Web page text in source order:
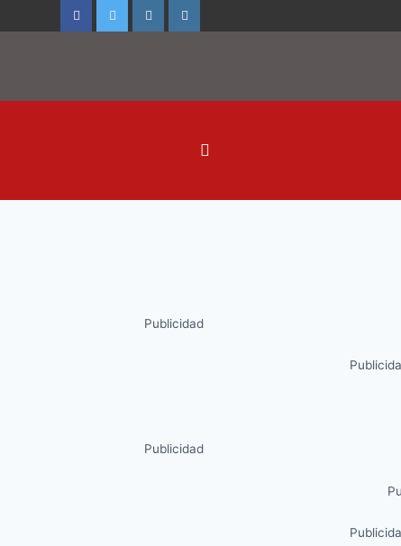
Publicidad
Publicidad